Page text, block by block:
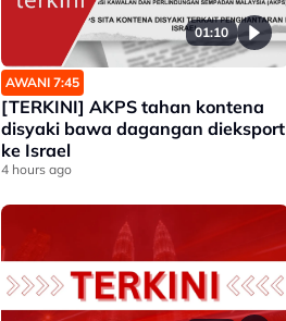
01:10
AWANI 7:45
[TERKINI] AKPS tahan kontena
disyaki bawa dagangan dieksport
ke Israel
4 hours ago